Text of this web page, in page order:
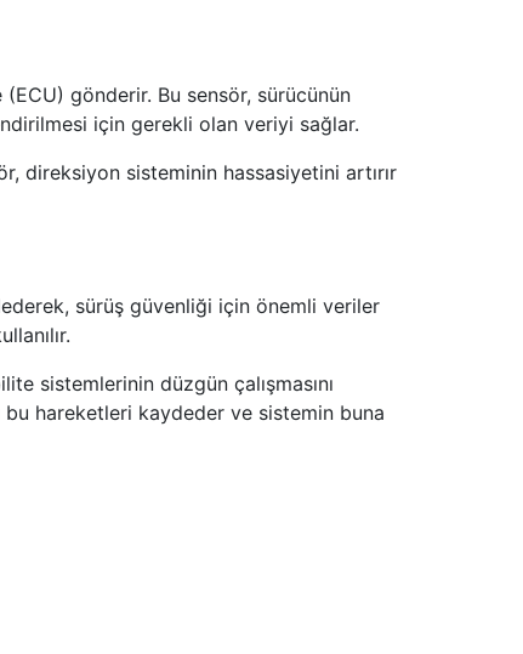
gönderir. Bu sensör, sürücünün
için gerekli olan veriyi sağlar.
direksiyon sisteminin hassasiyetini artırır
sürüş güvenliği için önemli veriler
sistemlerinin düzgün çalışmasını
bu hareketleri kaydeder ve sistemin buna